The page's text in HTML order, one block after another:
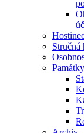
Stručná